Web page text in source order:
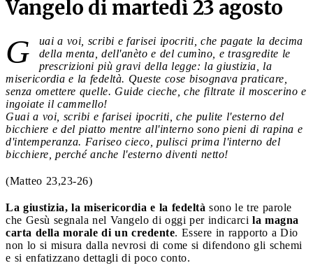
Vangelo di martedì 23 agosto
G
uai a voi, scribi e farisei ipocriti, che pagate la decima
della menta, dell'anèto e del cumìno, e trasgredite le
prescrizioni più gravi della legge: la giustizia, la
misericordia e la fedeltà. Queste cose bisognava praticare,
senza omettere quelle. Guide cieche, che filtrate il moscerino e
ingoiate il cammello!
Guai a voi, scribi e farisei ipocriti, che pulite l'esterno del
bicchiere e del piatto mentre all'interno sono pieni di rapina e
d'intemperanza. Fariseo cieco, pulisci prima l'interno del
bicchiere, perché anche l'esterno diventi netto!
(Matteo 23,23-26)
La giustizia, la misericordia e la fedeltà sono le tre parole
che Gesù segnala nel Vangelo di oggi per indicarci la magna
carta della morale di un credente. Essere in rapporto a Dio
non lo si misura dalla nevrosi di come si difendono gli schemi
e si enfatizzano dettagli di poco conto.